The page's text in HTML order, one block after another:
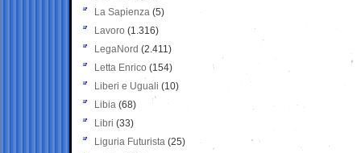
La Sapienza (5)
Lavoro (1.316)
LegaNord (2.411)
Letta Enrico (154)
Liberi e Uguali (10)
Libia (68)
Libri (33)
Liguria Futurista (25)